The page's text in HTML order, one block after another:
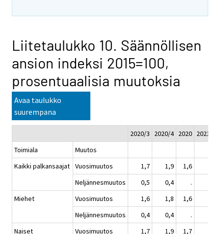
Liitetaulukko 10. Säännöllisen
ansion indeksi 2015=100,
prosentuaalisia muutoksia
Avaa taulukko
suurempana
2020/3 2020/4 2020 2021/1*
Toimiala
Muutos
Kaikki palkansaajat
Vuosimuutos 1,7 1,9 1,6
Neljännesmuutos
0,5 0,4 .
Miehet
Vuosimuutos 1,6 1,8 1,6
Neljännesmuutos
0,4 0,4 .
Naiset
Vuosimuutos 1,7 1,9 1,7